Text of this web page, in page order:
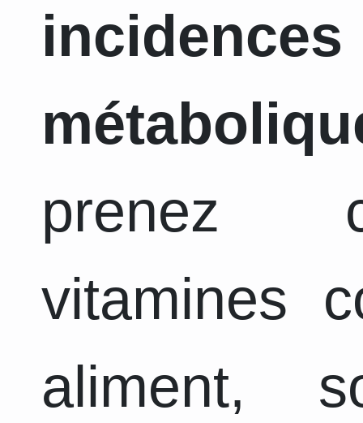
prenez
vitamines
aliment,